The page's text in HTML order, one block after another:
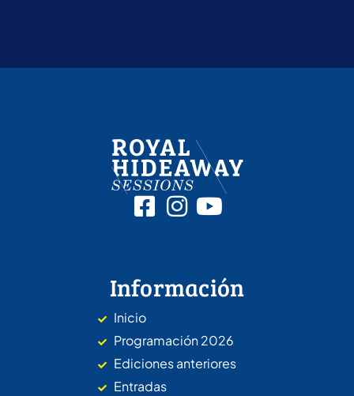
Información
Inicio
Programación 2026
Ediciones anteriores
Entradas